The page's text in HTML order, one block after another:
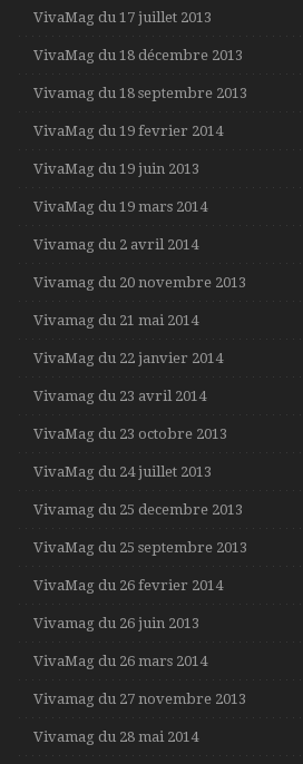
VivaMag du 17 juillet 2013
VivaMag du 18 décembre 2013
Vivamag du 18 septembre 2013
VivaMag du 19 fevrier 2014
VivaMag du 19 juin 2013
VivaMag du 19 mars 2014
Vivamag du 2 avril 2014
Vivamag du 20 novembre 2013
Vivamag du 21 mai 2014
VivaMag du 22 janvier 2014
Vivamag du 23 avril 2014
VivaMag du 23 octobre 2013
VivaMag du 24 juillet 2013
Vivamag du 25 decembre 2013
VivaMag du 25 septembre 2013
VivaMag du 26 fevrier 2014
Vivamag du 26 juin 2013
VivaMag du 26 mars 2014
Vivamag du 27 novembre 2013
Vivamag du 28 mai 2014